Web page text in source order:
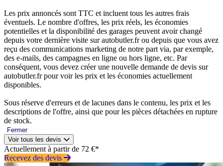
Les prix annoncés sont TTC et incluent tous les autres frais
éventuels. Le nombre d'offres, les prix réels, les économies
potentielles et la disponibilité des garages peuvent avoir changé
depuis votre dernière visite sur autobutler.fr ou depuis que vous avez
reçu des communications marketing de notre part via, par exemple,
des e-mails, des campagnes en ligne ou hors ligne, etc. Par
conséquent, vous devez créer une nouvelle demande de devis sur
autobutler.fr pour voir les prix et les économies actuellement
disponibles.
Sous réserve d'erreurs et de lacunes dans le contenu, les prix et les
descriptions de l'offre, ainsi que pour les pièces détachées en rupture
de stock.
Fermer
Voir tous les devis
Actuellement à partir de 72 €*
Recevez des devis